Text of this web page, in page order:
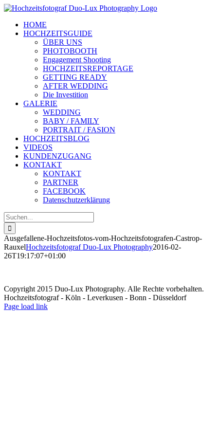
Zum
springenHOME
HOCHZEITSGUIDE
ÜBER UNS
PHOTOBOOTH
Engagement Shooting
HOCHZEITSREPORTAGE
GETTING READY
AFTER WEDDING
Die Investition
GALERIE
WEDDING
BABY / FAMILY
PORTRAIT / FASION
HOCHZEITSBLOG
VIDEOS
KUNDENZUGANG
KONTAKT
KONTAKT
PARTNER
FACEBOOK
Datenschutzerklärung
Suche
nach:
Ausgefallene-Hochzeitsfotos-vom-Hochzeitsfotografen-Castrop-
RauxelHochzeitsfotograf Duo-Lux Photography2016-02-
26T19:17:07+01:00
Copyright 2015 Duo-Lux Photography. Alle Rechte vorbehalten.
Hochzeitsfotograf - Köln - Leverkusen - Bonn - Düsseldorf
Facebook
Page load link